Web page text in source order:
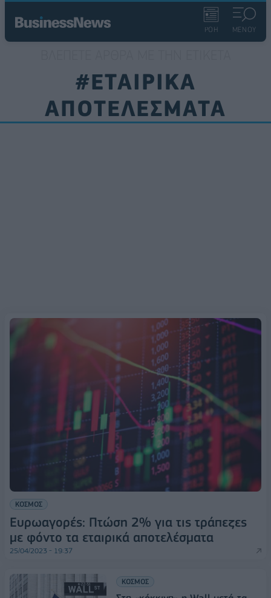
ΡΟΗ ΜΕΝΟΥ
#ΕΤΑΙΡΙΚΑ
ΑΠΟΤΕΛΕΣΜΑΤΑ
ΚΟΣΜΟΣ
Ευρωαγορές: Πτώση 2% για τις τράπεζες
με φόντο τα εταιρικά αποτελέσματα
25/04/2023 - 19:37
ΚΟΣΜΟΣ